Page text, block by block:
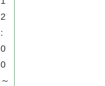
2
:
0
0
～